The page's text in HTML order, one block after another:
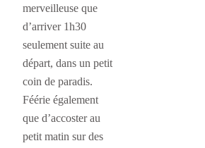
merveilleuse que
d’arriver 1h30
seulement suite au
départ, dans un petit
coin de paradis.
Féérie également
que d’accoster au
petit matin sur des